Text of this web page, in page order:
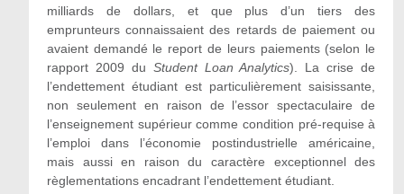
milliards de dollars, et que plus d’un tiers des
emprunteurs connaissaient des retards de paiement ou
avaient demandé le report de leurs paiements (selon le
rapport 2009 du Student Loan Analytics). La crise de
l’endettement étudiant est particulièrement saisissante,
non seulement en raison de l’essor spectaculaire de
l’enseignement supérieur comme condition pré-requiseà
l’emploi dans l’économie postindustrielle américaine,
mais aussi en raison du caractère exceptionnel des
règlementations encadrant l’endettement étudiant.